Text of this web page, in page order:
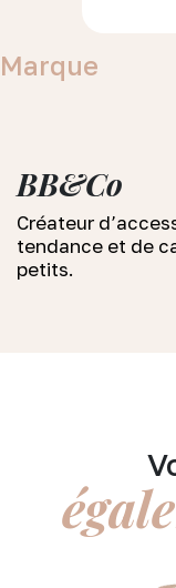
Marque
BB&Co
Créateur
tendance et de
petits.